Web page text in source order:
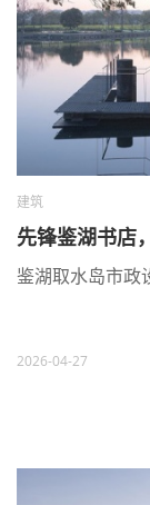
建筑
先锋鉴湖书店
鉴湖取水岛市政
2026-04-27